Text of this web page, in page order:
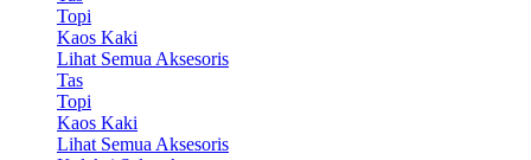
Topi
Kaos Kaki
Lihat Semua Aksesoris
Tas
Topi
Kaos Kaki
Lihat Semua Aksesoris